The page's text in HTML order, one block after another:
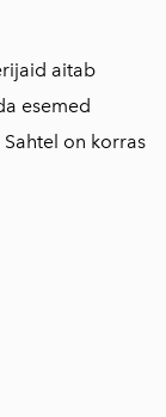
aitab
esemed
on korras